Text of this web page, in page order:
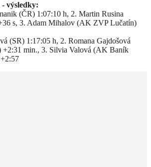
výsledky:
(ČR) 1:07:10 h, 2. Martin Rusina
s, 3. Adam Mihalov (AK ZVP Lučatín)
(SR) 1:17:05 h, 2. Romana Gajdošová
+2:31 min., 3. Silvia Valová (AK Baník